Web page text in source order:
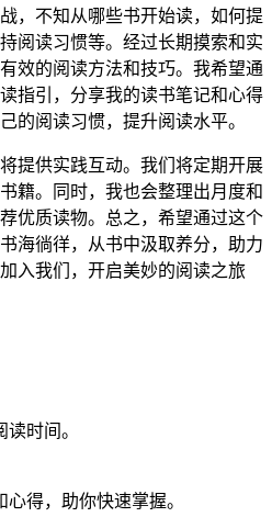
，不知从哪些书开始读，如何提
阅读习惯等。经过长期摸索和实
效的阅读方法和技巧。我希望通
指引，分享我的读书笔记和心得
的阅读习惯，提升阅读水平。
提供实践互动。我们将定期开展
籍。同时，我也会整理出月度和
优质读物。总之，希望通过这个
海徜徉，从书中汲取养分，助力
入我们，开启美妙的阅读之旅
时间。
得，助你快速掌握。